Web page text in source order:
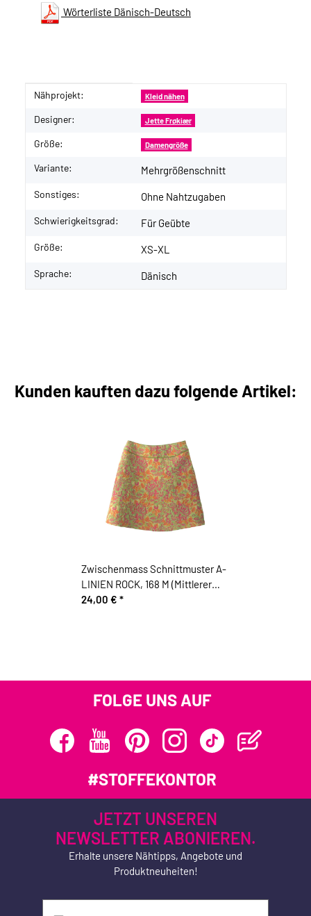
Wörterliste Dänisch-Deutsch
Produkteigenschaft
Wert
Nähprojekt: Kleid nähen
Designer: Jette Frøkiær
Größe: Damengröße
Variante: Mehrgrößenschnitt
Sonstiges: Ohne Nahtzugaben
Schwierigkeitsgrad: Für Geübte
Größe: XS-XL
Sprache: Dänisch
Kunden kauften dazu folgende Artikel:
Zwischenmass Schnittmuster A-
LINIEN ROCK, 168 M (Mittlerer
Umfang)
24,00 € *
FOLGE UNS AUF
#STOFFEKONTOR
JETZT UNSEREN
NEWSLETTER ABONIEREN.
Erhalte unsere Nähtipps, Angebote und
Produktneuheiten!